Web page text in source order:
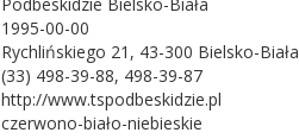
1995-00-00
Rychlińskiego 21, 43-300 Bielsko-Biała
(33) 498-39-88, 498-39-87
http://www.tspodbeskidzie.pl
czerwono-biało-niebieskie